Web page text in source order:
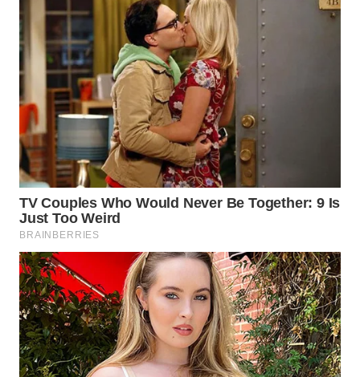
WN
SUMEDANG
WN
CIANJUR
WN
KEPULAUAN
SERIBU
WN
TANGERANG
WN
BINJAI
WN
CIREBON